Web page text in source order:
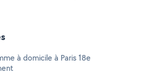
à domicile à Paris 18e